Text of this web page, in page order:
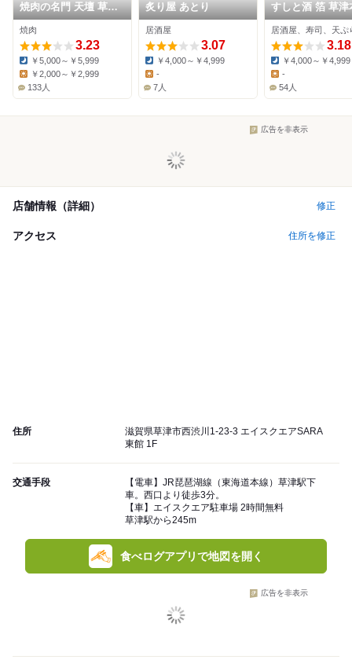
焼肉の名門 天壇 草津
店
焼肉
3.23
Dinner:
￥5,000～￥5,999
￥2,000～￥2,999
133人
炙り屋 あとり
居酒屋
3.07
Dinner:
￥4,000～￥4,999
Lunch:
-
7人
すしと酒 箔 草津
居酒屋、寿司、天ぷ
3.18
Dinner:
￥4,000～￥4,999
Lunch:
-
54人
広告を非表示
店舗情報（詳細） 修正
アクセス 住所を修正
住所
滋賀県草津市西渋川1-23-3 エイスクエアSARA
東館 1F
交通手段
【電車】JR琵琶湖線（東海道本線）草津駅下
車。西口より徒歩3分。
【車】エイスクエア駐車場 2時間無料
草津駅から245m
食べログアプリで地図を開く
広告を非表示